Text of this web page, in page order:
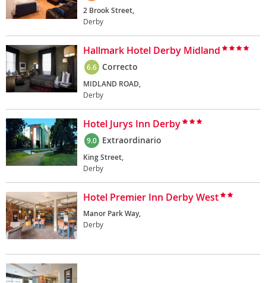
2 Brook Street,
Derby
Hallmark Hotel Derby Midland
6.6 Correcto
MIDLAND ROAD,
Derby
Hotel Jurys Inn Derby
9.0 Extraordinario
King Street,
Derby
Hotel Premier Inn Derby West
Manor Park Way,
Derby